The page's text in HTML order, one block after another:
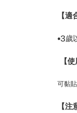
【適
•3歲
【
可黏
【注